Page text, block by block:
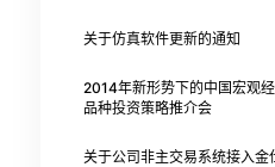
关于仿真软件更新的通知
2014年新形势下的中国宏观
品种投资策略推介会
关于公司非主交易系统接入金